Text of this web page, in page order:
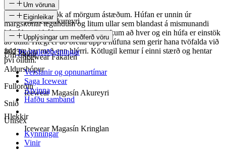
Icewear Akureyri
Icewear Fákafen
Icewear Magasín Akureyri
Icewear Magasín Kringlan
Um vöruna
Kötlugil er einstök af mörgum ástæðum. Húfan er unnin úr
margskonar tegundum og litum ullar sem blandast á mismunandi
hátt í hverri húfu sem gerir að verkum að hver og ein húfa er einstök
að útliti. Hægt er að bretta upp á húfuna sem gerir hana tvöfalda við
fald og þar með enn hlýrri. Kötlugil kemur í einni stærð og hentar
því öllum.
Eiginleikar
SKU
49250
Aldurshópur
Fullorðin
Snið
Unisex
Upplýsingar um meðferð vöru
Þvottaleiðbeiningar
Um okkur
Verslanir og opnunartímar
Saga Icewear
Atvinna
Hafðu samband
Hlekkir
Kynningar
Vinir